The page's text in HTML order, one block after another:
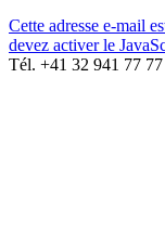
Cette adresse e-mail
devez activer le
Tél. +41 32 941 77 77